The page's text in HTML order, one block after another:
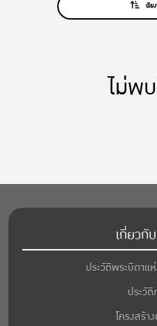
เรีย
ไม่พ
เกี่ยวกั
ประวัติพระบิดา
ประวั
โครงสร้า